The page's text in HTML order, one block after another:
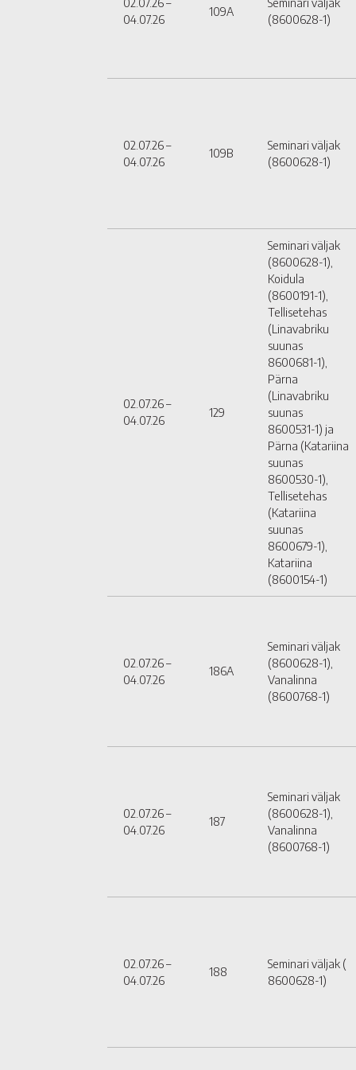
04.07.26
109A
(8600628-1)
02.07.26 –
04.07.26
109B
Seminari väljak
(8600628-1)
02.07.26 –
04.07.26
129
Seminari väljak
(8600628-1),
Koidula
(8600191-1),
Tellisetehas
(Linavabriku
suunas
8600681-1),
Pärna
(Linavabriku
suunas
8600531-1) ja
Pärna (Katariina
suunas
8600530-1),
Tellisetehas
(Katariina
suunas
8600679-1),
Katariina
(8600154-1)
02.07.26 –
04.07.26
186A
Seminari väljak
(8600628-1),
Vanalinna
(8600768-1)
02.07.26 –
04.07.26
187
Seminari väljak
(8600628-1),
Vanalinna
(8600768-1)
02.07.26 –
04.07.26
188
Seminari väljak (
8600628-1)